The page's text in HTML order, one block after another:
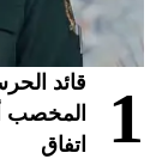
1
قائد
المخصب
اتفاق